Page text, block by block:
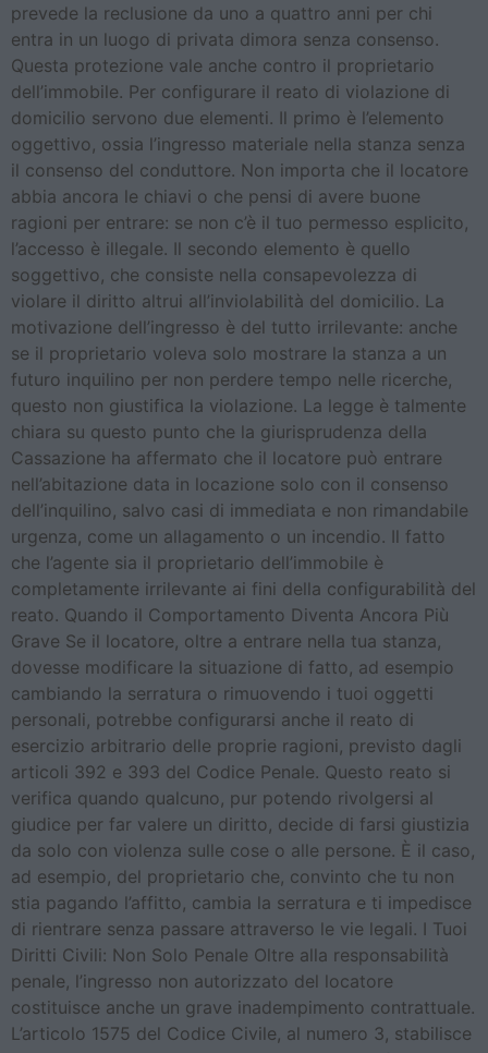
prevede la reclusione da uno a quattro anni per chi
entra in un luogo di privata dimora senza consenso.
Questa protezione vale anche contro il proprietario
dell’immobile. Per configurare il reato di violazione di
domicilio servono due elementi. Il primo è l’elemento
oggettivo, ossia l’ingresso materiale nella stanza senza
il consenso del conduttore. Non importa che il locatore
abbia ancora le chiavi o che pensi di avere buone
ragioni per entrare: se non c’è il tuo permesso esplicito,
l’accesso è illegale. Il secondo elemento è quello
soggettivo, che consiste nella consapevolezza di
violare il diritto altrui all’inviolabilità del domicilio. La
motivazione dell’ingresso è del tutto irrilevante: anche
se il proprietario voleva solo mostrare la stanza a un
futuro inquilino per non perdere tempo nelle ricerche,
questo non giustifica la violazione. La legge è talmente
chiara su questo punto che la giurisprudenza della
Cassazione ha affermato che il locatore può entrare
nell’abitazione data in locazione solo con il consenso
dell’inquilino, salvo casi di immediata e non rimandabile
urgenza, come un allagamento o un incendio. Il fatto
che l’agente sia il proprietario dell’immobile è
completamente irrilevante ai fini della configurabilità del
reato. Quando il Comportamento Diventa Ancora Più
Grave Se il locatore, oltre a entrare nella tua stanza,
dovesse modificare la situazione di fatto, ad esempio
cambiando la serratura o rimuovendo i tuoi oggetti
personali, potrebbe configurarsi anche il reato di
esercizio arbitrario delle proprie ragioni, previsto dagli
articoli 392 e 393 del Codice Penale. Questo reato si
verifica quando qualcuno, pur potendo rivolgersi al
giudice per far valere un diritto, decide di farsi giustizia
da solo con violenza sulle cose o alle persone. È il caso,
ad esempio, del proprietario che, convinto che tu non
stia pagando l’affitto, cambia la serratura e ti impedisce
di rientrare senza passare attraverso le vie legali. I Tuoi
Diritti Civili: Non Solo Penale Oltre alla responsabilità
penale, l’ingresso non autorizzato del locatore
costituisce anche un grave inadempimento contrattuale.
L’articolo 1575 del Codice Civile, al numero 3, stabilisce